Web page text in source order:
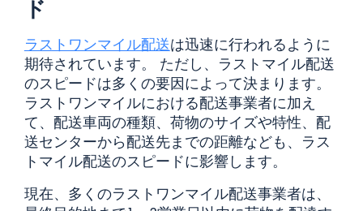
ド
ラストワンマイル配送は迅速に行われるように
期待されています。 ただし、ラストマイル配送
のスピードは多くの要因によって決まります。
ラストワンマイルにおける配送事業者に加え
て、配送車両の種類、荷物のサイズや特性、配
送センターから配送先までの距離なども、ラス
トマイル配送のスピードに影響します。
現在、多くのラストワンマイル配送事業者は、